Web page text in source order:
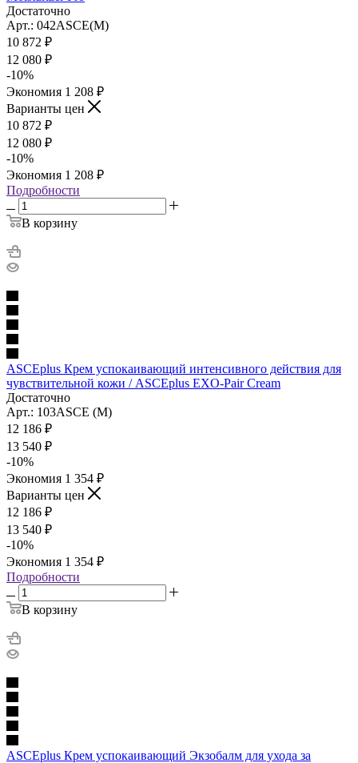
Достаточно
Арт.: 042ASCE(M)
10 872 ₽
12 080 ₽
-10%
Экономия 1 208 ₽
Варианты цен
10 872 ₽
12 080 ₽
-10%
Экономия 1 208 ₽
Подробности
В корзину
ASCEplus Крем успокаивающий интенсивного действия для
чувствительной кожи / ASCEplus EXO-Pair Cream
Достаточно
Арт.: 103ASCE (M)
12 186 ₽
13 540 ₽
-10%
Экономия 1 354 ₽
Варианты цен
12 186 ₽
13 540 ₽
-10%
Экономия 1 354 ₽
Подробности
В корзину
ASCEplus Крем успокаивающий Экзобалм для ухода за